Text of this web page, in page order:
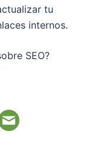
tu
internos.
SEO?